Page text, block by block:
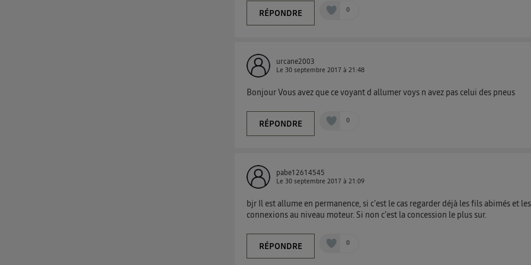
RÉPONDRE 0
urcane2003
Le30 septembre 2017 à21:48
Bonjour Vous avez que ce voyant d allumer voys n avez pas celui des pneus
RÉPONDRE 0
pabe12614545
Le30 septembre 2017 à21:09
bjr Il est allume en permanence, si c'est le cas regarder déjà les fils abimés et les
connexions au niveau moteur. Si non c'est la concession le plus sur.
RÉPONDRE 0